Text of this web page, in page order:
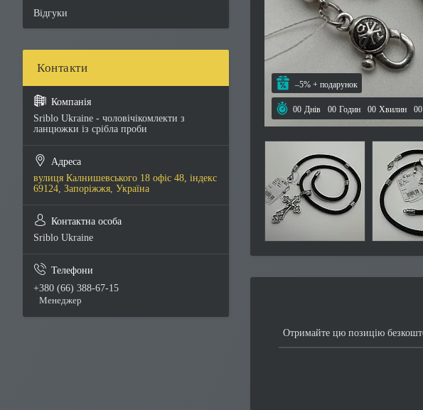
–5%
00 Днів 00 Годин 00 Хвилин 00
Отримайте цю позицію
Відгуки
Sriblo Ukraine - чоловічікомлекти з
ланцюжки із срібла проби
вулиця Калнишевського 18 офіс 48, індекс
69124, Запоріжжя, Україна
Sriblo Ukraine
+380 (66) 388-67-15
Менеджер